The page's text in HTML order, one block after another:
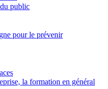
public
pour le prévenir
la formation en général